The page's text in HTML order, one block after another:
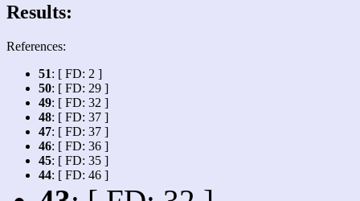
Results:
References:
51: [ FD: 2 ]
50: [ FD: 29 ]
49: [ FD: 32 ]
48: [ FD: 37 ]
47: [ FD: 37 ]
46: [ FD: 36 ]
45: [ FD: 35 ]
44: [ FD: 46 ]